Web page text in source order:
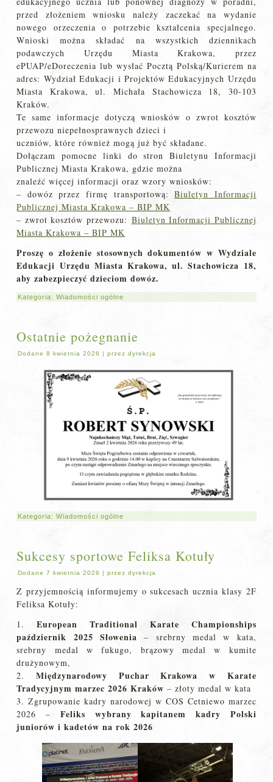
przed złożeniem wniosku należy zaczekać na wydanie
nowego orzeczenia o potrzebie kształcenia specjalnego.
Wnioski można składać na wszystkich dziennikach
podawczych Urzędu Miasta Krakowa, przez
ePUAP/eDoreczenia lub wysłać Pocztą Polską/Kurierem na
adres: Wydział Edukacji i Projektów Edukacyjnych Urzędu
Miasta Krakowa, ul. Michała Stachowicza 18, 30-103
Kraków.
Te same informacje dotyczą wniosków o zwrot kosztów
przewozu niepełnosprawnych dzieci i
uczniów, które również mogą już być składane.
Dołączam pomocne linki do stron Biuletynu Informacji
Publicznej Miasta Krakowa, gdzie można
znaleźć więcej informacji oraz wzory wniosków:
– dowóz przez firmę transportową:Biuletyn Informacji
Publicznej Miasta Krakowa – BIP MK
– zwrot kosztów przewozu: Biuletyn Informacji Publicznej
Miasta Krakowa – BIP MK
Proszę o złożenie stosownych dokumentów w Wydziale
Edukacji Urzędu Miasta Krakowa, ul. Stachowicza 18,
aby zabezpieczyć dzieciom dowóz.
Kategoria:Wiadomości ogólne
Ostatnie pożegnanie
Dodane 8 kwietnia 2026 |przez dyrekcja
Kategoria:Wiadomości ogólne
Sukcesy sportowe Feliksa Kotuły
Dodane 7 kwietnia 2026 |przez dyrekcja
Z przyjemnością informujemy o sukcesach ucznia klasy 2F
Feliksa Kotuły:
1.European Traditional Karate Championships
październik 2025 Słowenia – srebrny medal w kata,
srebrny medal w fukugo, brązowy medal w kumite
drużynowym,
2.Międzynarodowy Puchar Krakowa w Karate
Tradycyjnym marzec 2026 Kraków – złoty medal w kata
3. Zgrupowanie kadry narodowej w COS Cetniewo marzec
2026 – Feliks wybrany kapitanem kadry Polski
juniorów i kadetów na rok 2026